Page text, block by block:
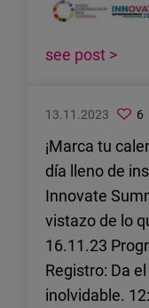
see post >
13.11.2023 6
¡Marca tu
día lleno de
Innovate
vistazo de lo
16.11.23
Registro: Da
inolvidable.